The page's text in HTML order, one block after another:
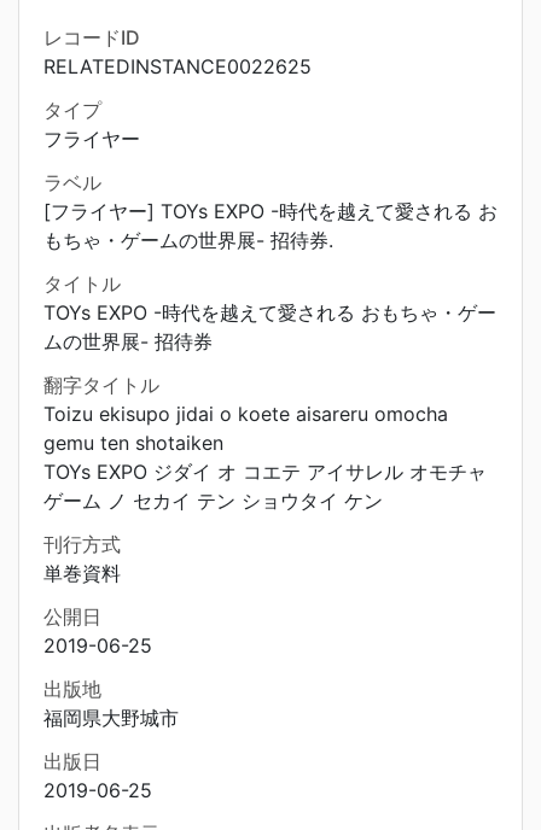
レコードID
RELATEDINSTANCE0022625
タイプ
フライヤー
ラベル
[フライヤー] TOYs EXPO -時代を越えて愛される お
もちゃ・ゲームの世界展- 招待券.
タイトル
TOYs EXPO -時代を越えて愛される おもちゃ・ゲー
ムの世界展- 招待券
翻字タイトル
Toizu ekisupo jidai o koete aisareru omocha
gemu ten shotaiken
TOYs EXPO ジダイ オ コエテ アイサレル オモチャ
ゲーム ノ セカイ テン ショウタイ ケン
刊行方式
単巻資料
公開日
2019-06-25
出版地
福岡県大野城市
出版日
2019-06-25